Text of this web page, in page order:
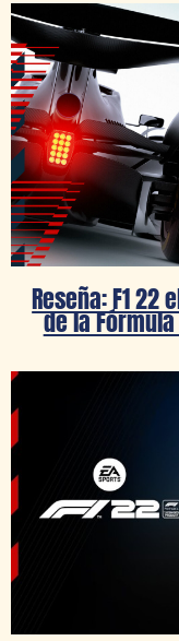
Reseña: F1
de la